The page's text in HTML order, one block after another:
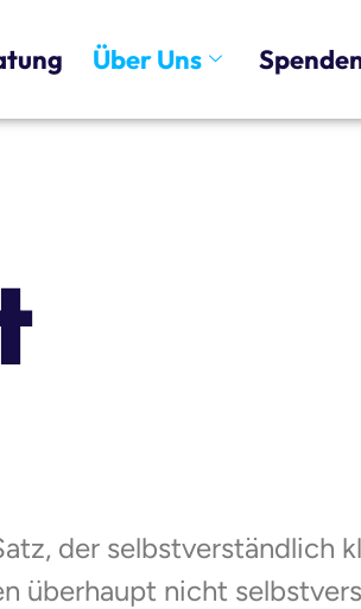
Über Uns
der selbstverständlich
überhaupt nicht